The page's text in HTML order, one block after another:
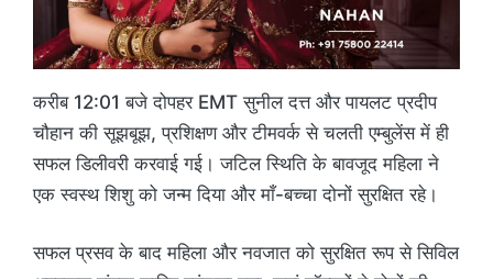
करीब 12:01 बजे दोपहर EMT सुनील दत्त और पायलट प्रदीप
चौहान की सूझबूझ, प्रशिक्षण और टीमवर्क से चलती एम्बुलेंस में ही
सफल डिलीवरी करवाई गई। जटिल स्थिति के बावजूद महिला ने
एक स्वस्थ शिशु को जन्म दिया और माँ-बच्चा दोनों सुरक्षित रहे।
सफल प्रसव के बाद महिला और नवजात को सुरक्षित रूप से सिविल